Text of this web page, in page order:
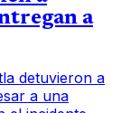
a
detuvieron a
a una